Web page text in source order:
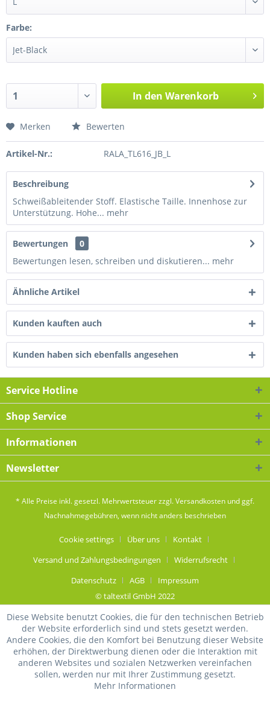
Farbe:
In den Warenkorb
Merken Bewerten
Artikel-Nr.: RALA_TL616_JB_L
Beschreibung
Schweißableitender Stoff. Elastische Taille. Innenhose zur
Unterstützung. Hohe... mehr
Bewertungen
0
Bewertungen lesen, schreiben und diskutieren... mehr
Ähnliche Artikel
Kunden kauften auch
Kunden haben sich ebenfalls angesehen
Service Hotline
Shop Service
Informationen
Newsletter
* Alle Preise inkl. gesetzl. Mehrwertsteuer zzgl.Versandkosten und ggf.
Nachnahmegebühren, wenn nicht anders beschrieben
Cookie settings Über uns
Kontakt
Versand und Zahlungsbedingungen
Widerrufsrecht
Datenschutz
AGB
Impressum
© taltextil GmbH 2022
Diese Website benutzt Cookies, die für den technischen Betrieb
der Website erforderlich sind und stets gesetzt werden.
Andere Cookies, die den Komfort bei Benutzung dieser Website
erhöhen, der Direktwerbung dienen oder die Interaktion mit
anderen Websites und sozialen Netzwerken vereinfachen
sollen, werden nur mit Ihrer Zustimmung gesetzt.
Mehr Informationen